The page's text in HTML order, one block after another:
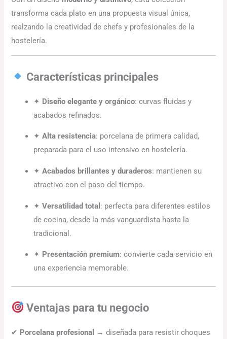
transforma cada plato en una propuesta visual única,
realzando la creatividad de chefs y profesionales de la
hostelería.
Características principales
✦ Diseño elegante y orgánico: curvas fluidas y
acabados refinados.
✦Alta resistencia: porcelana de primera calidad,
preparada para el uso intensivo en hostelería.
✦Acabados brillantes y duraderos: mantienen su
atractivo con el paso del tiempo.
✦Versatilidad total : perfecta para diferentes estilos
de cocina, desde la más vanguardista hasta la
tradicional.
✦ Presentación premium: convierte cada servicio en
una experiencia memorable.
Ventajas para tu negocio
✔ Porcelana profesional → diseñada para resistir choques